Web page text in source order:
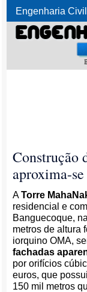
Engenharia Civil
Construção
aproxima-
ATorre
residencial e
Banguecoque,
metros de altura
iorquino OMA,
fachadas
por orifícios
euros, que
150 mil metros